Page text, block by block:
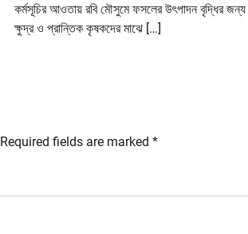
কর্মসূচির আওতায় রবি মৌসুমে ফসলের উৎপাদন বৃদ্ধির জন্য
ক্ষুদ্র ও প্রান্তিক কৃষকদের মাঝে […]
Required fields are marked *